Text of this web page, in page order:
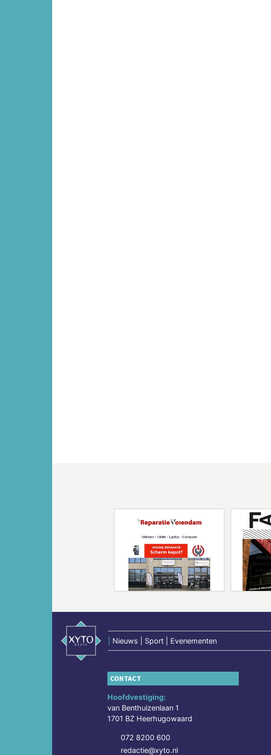
Nieuws | Sport | Evenementen
CONTACT
Hoofdvestiging:
van Benthuizenlaan 1
1701 BZ Heerhugowaard
072 8200 600
redactie@xyto.nl